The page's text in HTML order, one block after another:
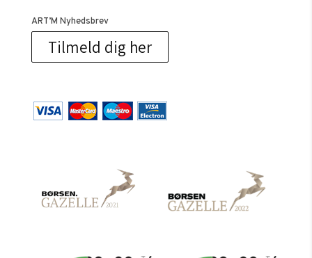
ART’M Nyhedsbrev
Tilmeld dig her